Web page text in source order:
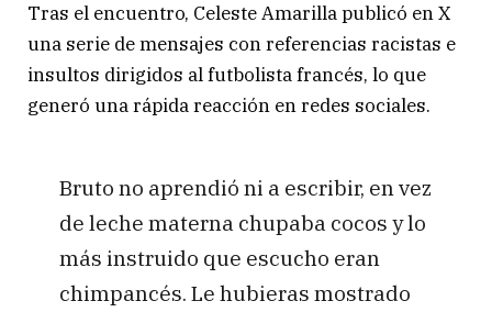
Tras el encuentro, Celeste Amarilla publicó en X
una serie de mensajes con referencias racistas e
insultos dirigidos al futbolista francés, lo que
generó una rápida reacción en redes sociales.
Bruto no aprendió ni a escribir, en vez
de leche materna chupaba cocos y lo
más instruido que escucho eran
chimpancés. Le hubieras mostrado